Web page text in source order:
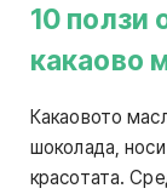
10 ползи
какаово
Какаовото
шоколада,
красотата.